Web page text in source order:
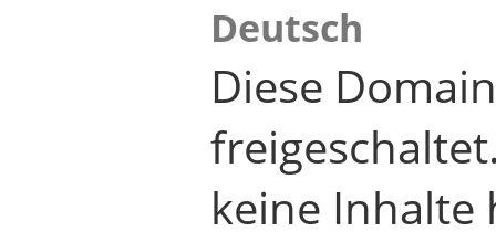
Deutsch
Diese
keine Inhalte